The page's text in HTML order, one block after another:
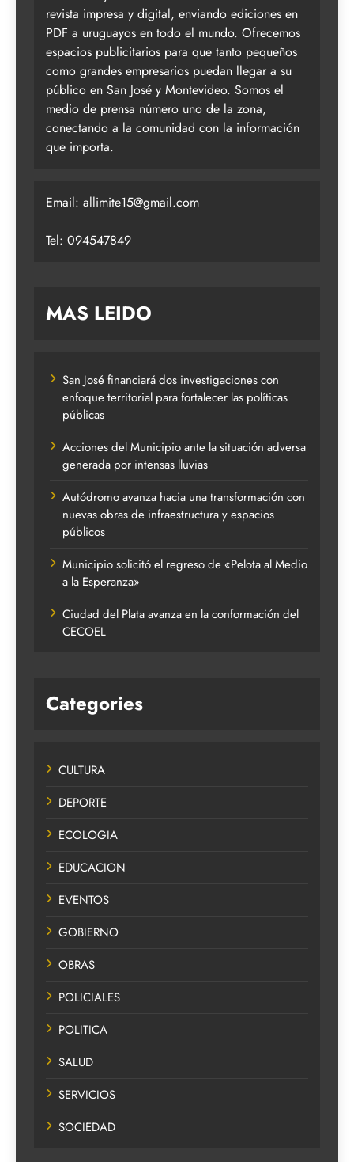
revista impresa y digital, enviando ediciones en
PDF a uruguayos en todo el mundo. Ofrecemos
espacios publicitarios para que tanto pequeños
como grandes empresarios puedan llegar a su
público en San José y Montevideo. Somos el
medio de prensa número uno de la zona,
conectando a la comunidad con la información
que importa.
Email: allimite15@gmail.com
Tel: 094547849
MAS LEIDO
San José financiará dos investigaciones con
enfoque territorial para fortalecer las políticas
públicas
Acciones del Municipio ante la situación adversa
generada por intensas lluvias
Autódromo avanza hacia una transformación con
nuevas obras de infraestructura y espacios
públicos
Municipio solicitó el regreso de «Pelota al Medio
a la Esperanza»
Ciudad del Plata avanza en la conformación del
CECOEL
Categories
CULTURA
DEPORTE
ECOLOGIA
EDUCACION
EVENTOS
GOBIERNO
OBRAS
POLICIALES
POLITICA
SALUD
SERVICIOS
SOCIEDAD